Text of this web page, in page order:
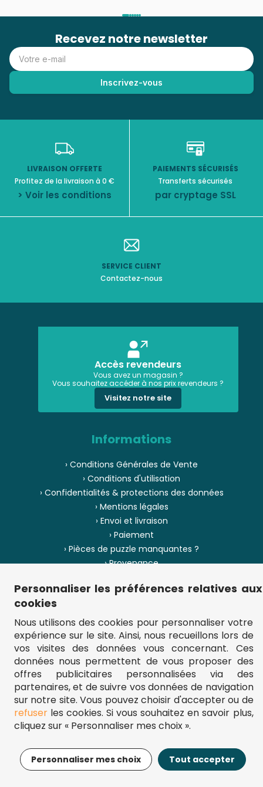
13,95€ Ajouter au panier
Recevez notre newsletter
LIVRAISON OFFERTE
Profitez de la livraison à 0 €
> Voir les conditions
PAIEMENTS SÉCURISÉS
Transferts sécurisés
par cryptage SSL
SERVICE CLIENT
Contactez-nous
Accès revendeurs
Vous avez un magasin ?
Vous souhaitez accéder à nos prix revendeurs ?
Visitez notre site
Informations
› Conditions Générales de Vente
› Conditions d'utilisation
› Confidentialités & protections des données
› Mentions légales
› Envoi et livraison
› Paiement
› Pièces de puzzle manquantes ?
› Provenance
› Plan du site
** Frais d'envoi = 6,95 € (France) / gratuit à partir de 45 €.
fou-de-puzzle.com : le site référence pour acheter des puzzles de
qualité à bon prix.
© Fou-de-puzzle.com 2011 - 2026
Personnaliser les préférences relatives aux
cookies
Nous utilisons des cookies pour personnaliser votre
expérience sur le site. Ainsi, nous recueillons lors de
vos visites des données vous concernant. Ces
données nous permettent de vous proposer des
offres publicitaires personnalisées via des
partenaires, et de suivre vos données de navigation
sur notre site. Vous pouvez choisir d'accepter ou de
refuserles cookies. Si vous souhaitez en savoir plus,
cliquez sur « Personnaliser mes choix ».
Personnaliser mes choix Tout accepter